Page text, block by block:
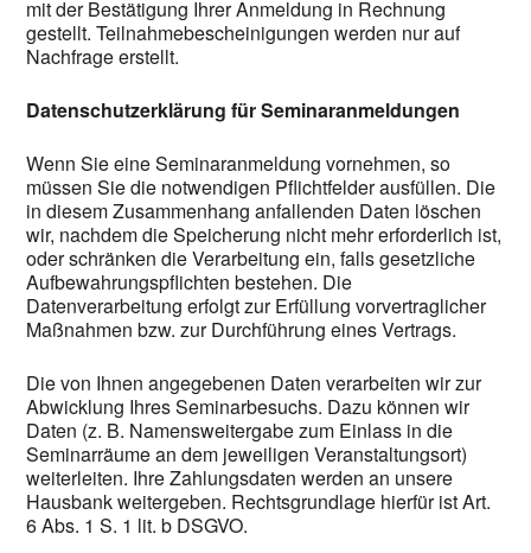
mit der Bestätigung Ihrer Anmeldung in Rechnung
gestellt. Teilnahmebescheinigungen werden nur auf
Nachfrage erstellt.
Datenschutzerklärung für Seminaranmeldungen
Wenn Sie eine Seminaranmeldung vornehmen, so
müssen Sie die notwendigen Pflichtfelder ausfüllen. Die
in diesem Zusammenhang anfallenden Daten löschen
wir, nachdem die Speicherung nicht mehr erforderlich ist,
oder schränken die Verarbeitung ein, falls gesetzliche
Aufbewahrungspflichten bestehen. Die
Datenverarbeitung erfolgt zur Erfüllung vorvertraglicher
Maßnahmen bzw. zur Durchführung eines Vertrags.
Die von Ihnen angegebenen Daten verarbeiten wir zur
Abwicklung Ihres Seminarbesuchs. Dazu können wir
Daten (z. B. Namensweitergabe zum Einlass in die
Seminarräume an dem jeweiligen Veranstaltungsort)
weiterleiten. Ihre Zahlungsdaten werden an unsere
Hausbank weitergeben. Rechtsgrundlage hierfür ist Art.
6 Abs. 1 S. 1 lit. b DSGVO.